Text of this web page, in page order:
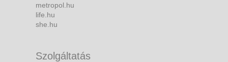
metropol.hu
life.hu
she.hu
Szolgáltatás